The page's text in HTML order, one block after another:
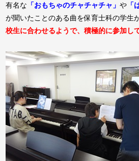
有名な 「おもちゃのチャチャチャ」や 「
が聞いたことのある曲を保育士科の学生
校生に合わせるようで、積極的に参加し